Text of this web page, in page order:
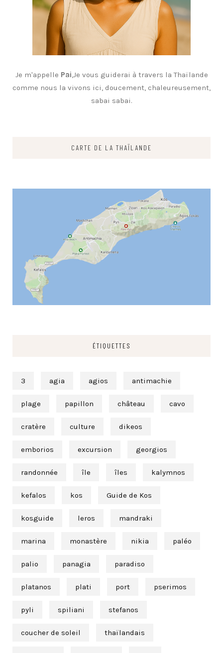
Je m'appelle Pai,Je vous guiderai à travers la Thaïlande
comme nous la vivons ici, doucement, chaleureusement,
sabai sabai.
CARTE DE LA THAÏLANDE
ÉTIQUETTES
3 agia agios antimachie
plage papillon château cavo
cratère culture dikeos
emborios excursion georgios
randonnée île îles kalymnos
kefalos kos Guide de Kos
kosguide leros mandraki
marina monastère nikia paléo
palio panagia paradiso
platanos plati port pserimos
pyli spiliani stefanos
coucher de soleil thaïlandais